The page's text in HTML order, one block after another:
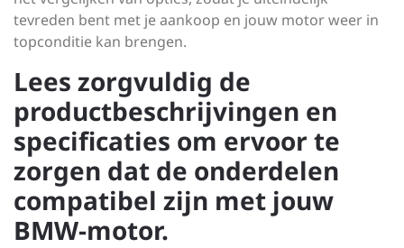
tevreden bent met je aankoop en jouw motor weer in
topconditie kan brengen.
Lees zorgvuldig de
productbeschrijvingen en
specificaties om ervoor te
zorgen dat de onderdelen
compatibel zijn met jouw
BMW-motor.